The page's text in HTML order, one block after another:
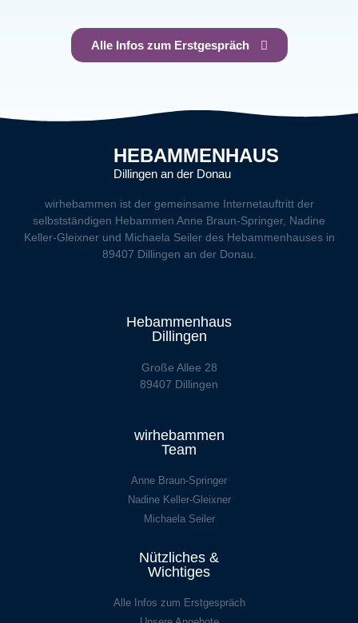
Alle Infos zum Erstgespräch
HEBAMMENHAUS
Dillingen an der Donau
wirhebammen ist der gemeinsame Internetauftritt der
selbstständigen Hebammen Anne Braun-Springer, Nadine
Keller-Gleixner und Michaela Seiler des Hebammenhauses in
89407 Dillingen an der Donau.
Hebammenhaus
Dillingen
Große Allee 28
89407 Dillingen
wirhebammen
Team
Anne Braun-Springer
Nadine Keller-Gleixner
Michaela Seiler
Nützliches &
Wichtiges
Alle Infos zum Erstgespräch